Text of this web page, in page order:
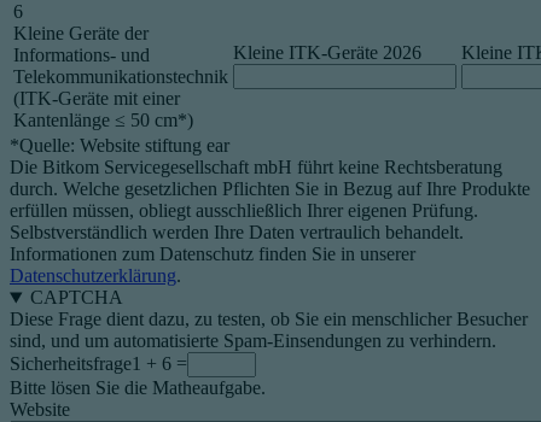
6
Kleine Geräte der
Informations- und
Telekommunikationstechnik
(ITK-Geräte mit einer
Kantenlänge ≤ 50 cm*)
Kleine ITK-Geräte 2026 Kleine
*Quelle: Website stiftung ear
Die Bitkom Servicegesellschaft mbH führt keine Rechtsberatung
durch. Welche gesetzlichen Pflichten Sie in Bezug auf Ihre Produkte
erfüllen müssen, obliegt ausschließlich Ihrer eigenen Prüfung.
Selbstverständlich werden Ihre Daten vertraulich behandelt.
Informationen zum Datenschutz finden Sie in unserer
Datenschutzerklärung.
CAPTCHA
Diese Frage dient dazu, zu testen, ob Sie ein menschlicher Besucher
sind, und um automatisierte Spam-Einsendungen zu verhindern.
Sicherheitsfrage1 + 6 =
Bitte lösen Sie die Matheaufgabe.
Website